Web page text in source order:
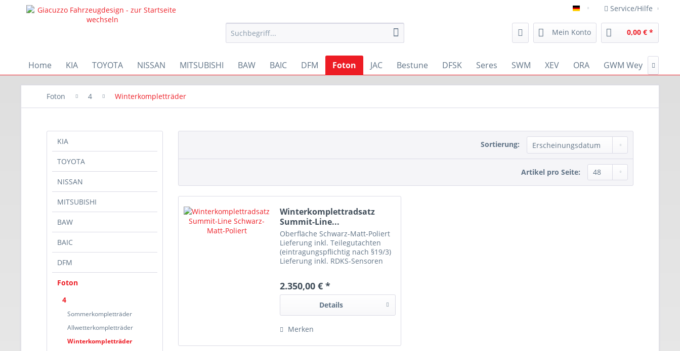
deutsch Service/Hilfe
Mein Konto 0,00 € *
Home KIA TOYOTA NISSAN MITSUBISHI BAW BAIC DFM Foton JAC Bestune DFSK Seres SWM XEV ORA GWM Wey 
Foton 4 Winterkompletträder
KIA
TOYOTA
NISSAN
MITSUBISHI
BAW
BAIC
DFM
Foton
4
Sommerkompletträder
Allwetterkompletträder
Winterkompletträder
Sortierung:
Artikel pro Seite:
Winterkomplettradsatz
Summit-Line...
Oberfläche Schwarz-Matt-Poliert
Lieferung inkl. Teilegutachten
(eintragungspflichtig nach §19/3)
Lieferung inkl. RDKS-Sensoren
265/70R18 (116R) Bridgestone
Blizzak DM V3 M&S
2.350,00 € *
Details
Merken